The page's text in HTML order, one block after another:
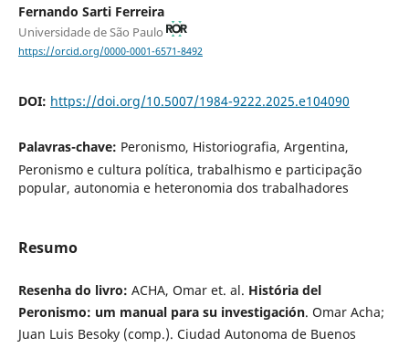
Fernando Sarti Ferreira
Universidade de São Paulo
https://orcid.org/0000-0001-6571-8492
DOI: https://doi.org/10.5007/1984-9222.2025.e104090
Palavras-chave: Peronismo, Historiografia, Argentina,
Peronismo e cultura política, trabalhismo e participação
popular, autonomia e heteronomia dos trabalhadores
Resumo
Resenha do livro: ACHA, Omar et. al. História del
Peronismo: um manual para su investigación. Omar Acha;
Juan Luis Besoky (comp.). Ciudad Autonoma de Buenos